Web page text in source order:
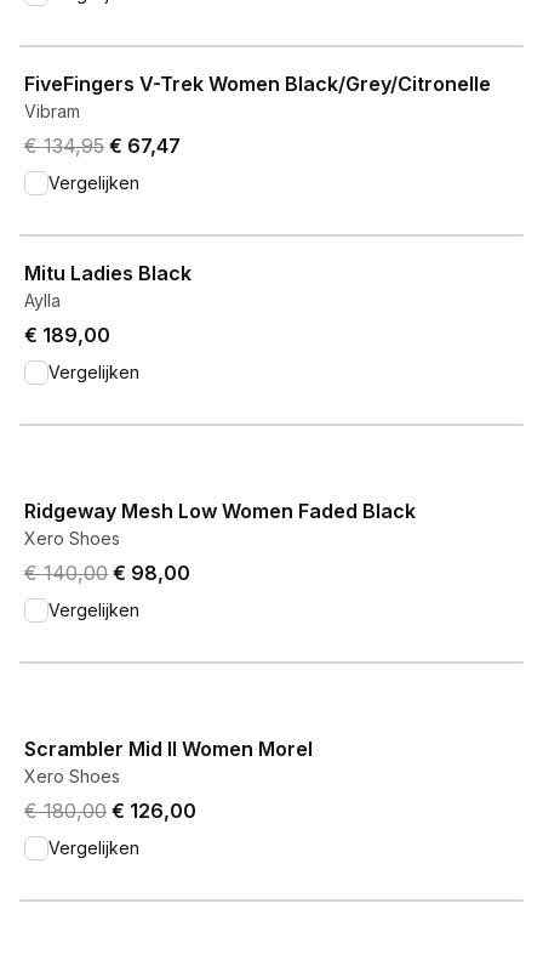
FiveFingers V-Trek Women Black/Grey/Citronelle
Vibram
Original price was € 134,95.
€ 134,95 Current price is € 67,47.
€ 67,47
Vergelijken
Mitu Ladies Black
Aylla
€ 189,00
Vergelijken
Ridgeway Mesh Low Women Faded Black
Xero Shoes
Original price was € 140,00.
€ 140,00 Current price is € 98,00.
€ 98,00
Vergelijken
Scrambler Mid II Women Morel
Xero Shoes
Original price was € 180,00.
€ 180,00 Current price is € 126,00.
€ 126,00
Vergelijken